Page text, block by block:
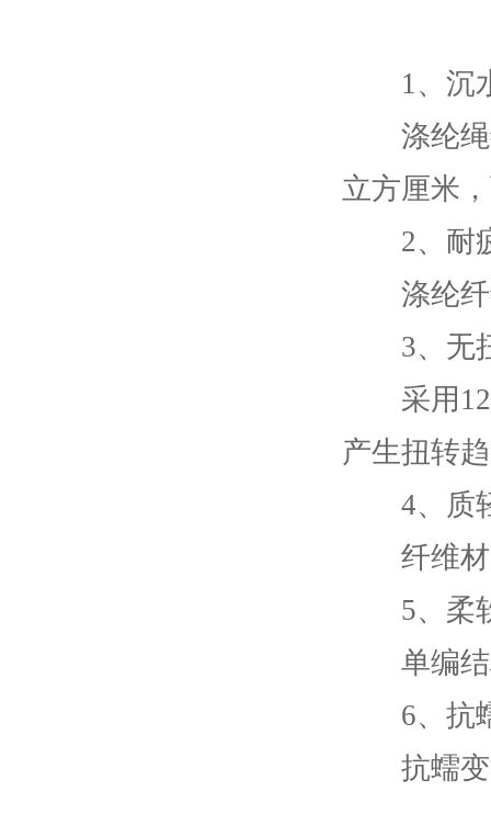
1、沉
涤纶绳
立方厘米
2、耐
涤纶纤
3、无
采用12
产生扭转
4、质
纤维材
5、柔
单编结
6、抗
抗蠕变